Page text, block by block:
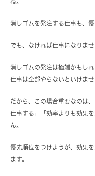
ね。
消しゴムを発注する仕事も、優
でも、なければ仕事になりま
消しゴムの発注は極端かもし
仕事は全部やらないといけませ
だから、この場合重要なのは
仕事する」「効率よりも効果
ん。
優先順位をつけようが、効果
ます。